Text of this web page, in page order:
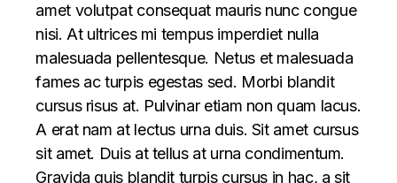
amet volutpat consequat mauris nunc congue
nisi. At ultrices mi tempus imperdiet nulla
malesuada pellentesque. Netus et malesuada
fames ac turpis egestas sed. Morbi blandit
cursus risus at. Pulvinar etiam non quam lacus.
A erat nam at lectus urna duis. Sit amet cursus
sit amet. Duis at tellus at urna condimentum.
Gravida quis blandit turpis cursus in hac, a sit